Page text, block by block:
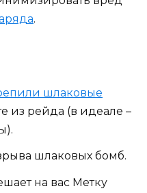
.
шлаковые
из рейда (в идеале –
шлаковых бомб.
на вас Метку